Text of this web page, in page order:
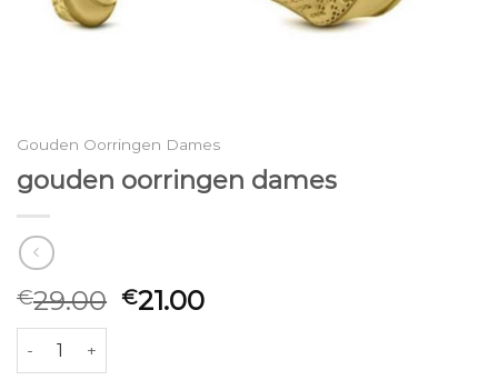
Gouden Oorringen Dames
gouden oorringen dames
€29.00 €21.00
gouden oorringen dames aantal